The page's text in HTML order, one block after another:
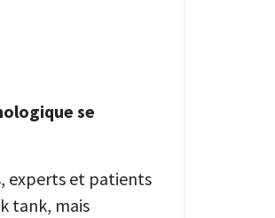
se
experts et patients
tank, mais